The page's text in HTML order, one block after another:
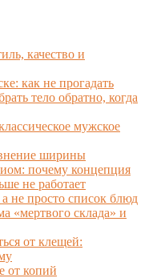
качество и
как не прогадать
тело обратно, когда
мужское
ширины
почему концепция
не работает
не просто список блюд
«мертвого склада» и
от клещей:
от копий